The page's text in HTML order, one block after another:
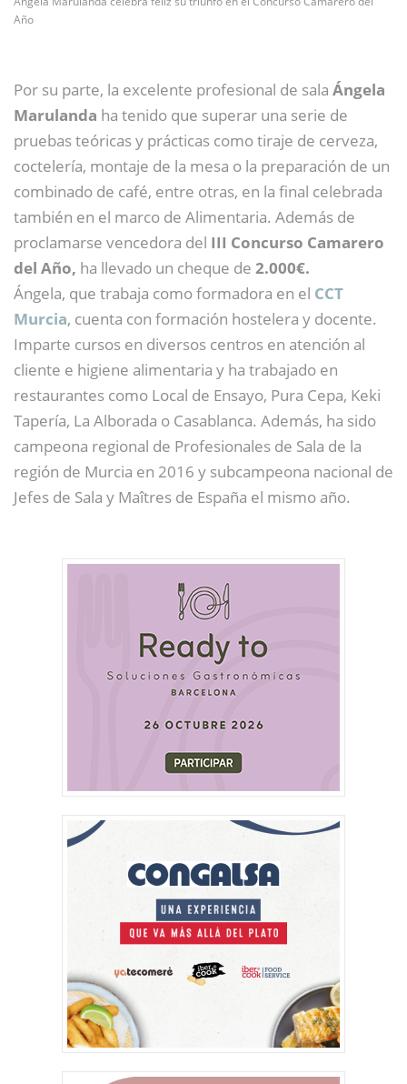
Año
Por su parte, la excelente profesional de sala Ángela
Marulanda ha tenido que superar una serie de
pruebas teóricas y prácticas como tiraje de cerveza,
coctelería, montaje de la mesa o la preparación de un
combinado de café, entre otras, en la final celebrada
también en el marco de Alimentaria. Además de
proclamarse vencedora del III Concurso Camarero
del Año, ha llevado un cheque de 2.000€.
Ángela, que trabaja como formadora en el CCT
Murcia, cuenta con formación hostelera y docente.
Imparte cursos en diversos centros en atención al
cliente e higiene alimentaria y ha trabajado en
restaurantes como Local de Ensayo, Pura Cepa, Keki
Tapería, La Alborada o Casablanca. Además, ha sido
campeona regional de Profesionales de Sala de la
región de Murcia en 2016 y subcampeona nacional de
Jefes de Sala y Maîtres de España el mismo año.